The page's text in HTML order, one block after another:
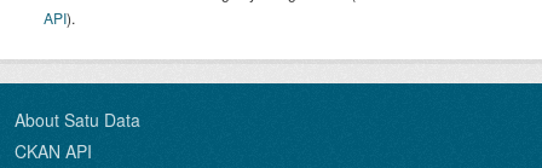
API).
About Satu Data
CKAN API